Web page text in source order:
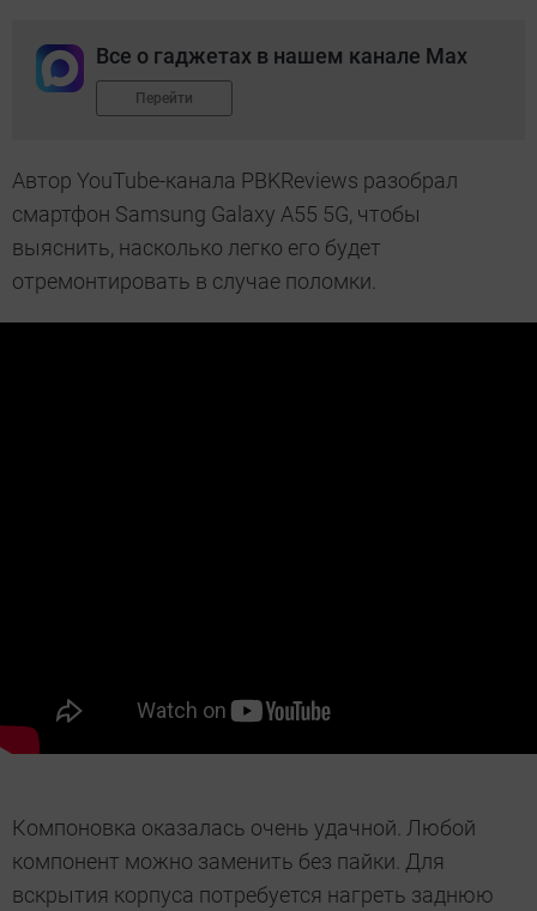
Все о гаджетах в нашем канале Max
Перейти
Автор YouTube-канала PBKReviews разобрал
смартфон Samsung Galaxy A55 5G, чтобы
выяснить, насколько легко его будет
отремонтировать в случае поломки.
Компоновка оказалась очень удачной. Любой
компонент можно заменить без пайки. Для
вскрытия корпуса потребуется нагреть заднюю